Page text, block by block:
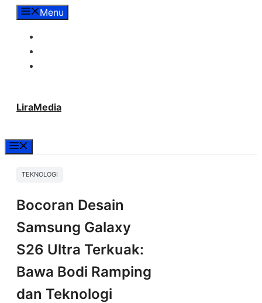
LangsungMenu
LiraMedia
TEKNOLOGI
Bocoran Desain
Samsung Galaxy
S26 Ultra Terkuak:
Bawa Bodi Ramping
dan Teknologi